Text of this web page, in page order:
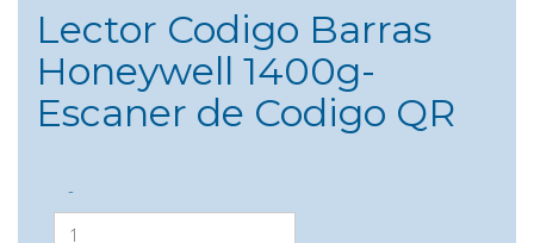
Lector Codigo Barras
Honeywell 1400g-
Escaner de Codigo QR
-